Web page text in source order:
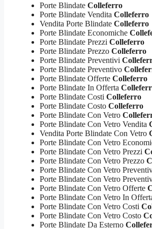
Porte Blindate Colleferro
Porte Blindate Vendita Colleferro
Vendita Porte Blindate Colleferro
Porte Blindate Economiche
Porte Blindate Prezzi Colleferro
Porte Blindate Prezzo Colleferro
Porte Blindate Preventivi
Porte Blindate Preventivo
Porte Blindate Offerte Colleferro
Porte Blindate In Offerta
Porte Blindate Costi Colleferro
Porte Blindate Costo Colleferro
Porte Blindate Con Vetro
Porte Blindate Con Vetro Vendita
Vendita Porte Blindate Con Vetro
Porte Blindate Con Vetro
Porte Blindate Con Vetro Prezzi
Porte Blindate Con Vetro Prezzo
Porte Blindate Con Vetro
Porte Blindate Con Vetro
Porte Blindate Con Vetro Offerte
Porte Blindate Con Vetro In
Porte Blindate Con Vetro Costi
Porte Blindate Con Vetro Costo
Porte Blindate Da Esterno